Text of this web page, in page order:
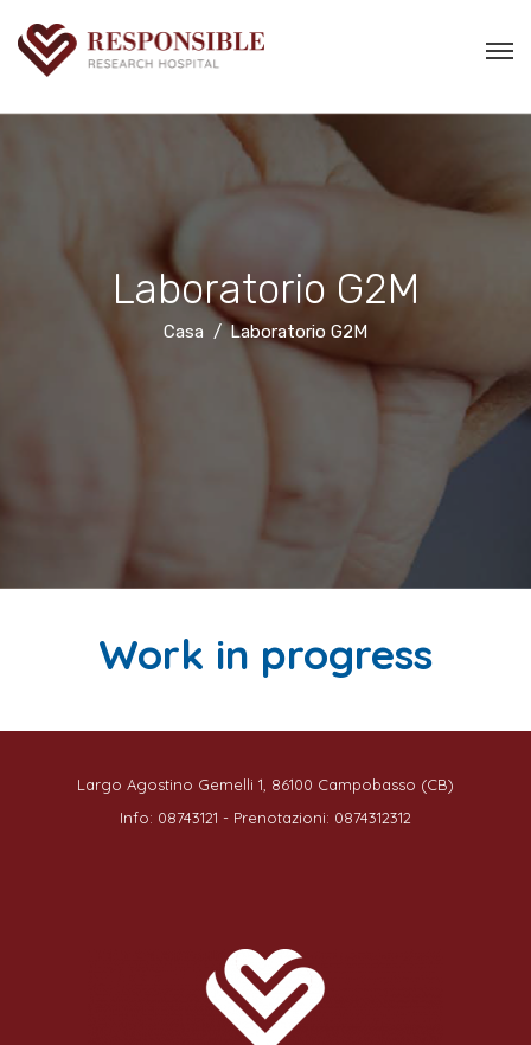
Laboratorio G2M
Casa Laboratorio G2M
Work in progress
Largo Agostino Gemelli 1, 86100 Campobasso (CB)
Info: 08743121 - Prenotazioni: 0874312312